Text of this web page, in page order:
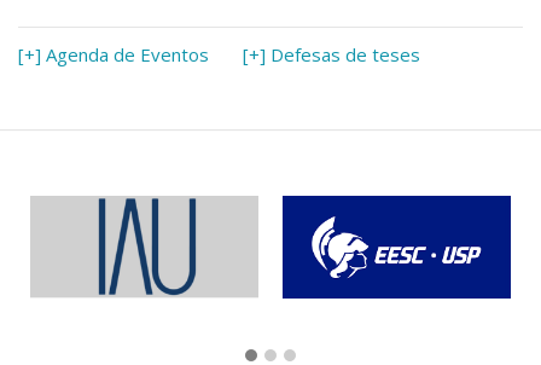
[+] Agenda de Eventos [+] Defesas de teses